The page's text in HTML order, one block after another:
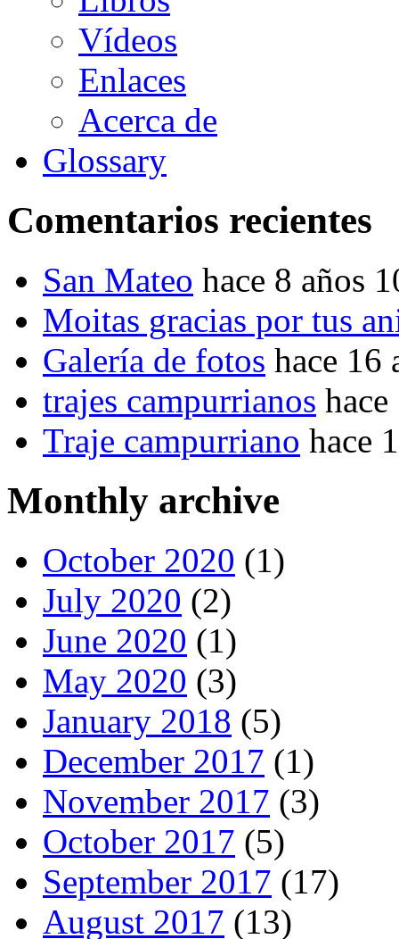
Vídeos
Enlaces
Acerca de
Glossary
Comentarios recientes
San Mateo hace 8 años
Moitas gracias por tus
Galería de fotos hace 16
trajes campurrianos
Traje campurriano hace
Monthly archive
October 2020 (1)
July 2020 (2)
June 2020 (1)
May 2020 (3)
January 2018 (5)
December 2017 (1)
November 2017 (3)
October 2017 (5)
September 2017 (17)
August 2017 (13)